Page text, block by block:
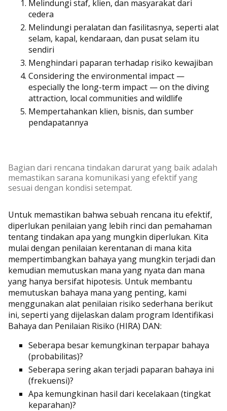
Melindungi staf, klien, dan masyarakat dari
cedera
Melindungi peralatan dan fasilitasnya, seperti alat
selam, kapal, kendaraan, dan pusat selam itu
sendiri
Menghindari paparan terhadap risiko kewajiban
Considering the environmental impact —
especially the long-term impact — on the diving
attraction, local communities and wildlife
Mempertahankan klien, bisnis, dan sumber
pendapatannya
Bagian dari rencana tindakan darurat yang baik adalah
memastikan sarana komunikasi yang efektif yang
sesuai dengan kondisi setempat.
Untuk memastikan bahwa sebuah rencana itu efektif,
diperlukan penilaian yang lebih rinci dan pemahaman
tentang tindakan apa yang mungkin diperlukan. Kita
mulai dengan penilaian kerentanan di mana kita
mempertimbangkan bahaya yang mungkin terjadi dan
kemudian memutuskan mana yang nyata dan mana
yang hanya bersifat hipotesis. Untuk membantu
memutuskan bahaya mana yang penting, kami
menggunakan alat penilaian risiko sederhana berikut
ini, seperti yang dijelaskan dalam program Identifikasi
Bahaya dan Penilaian Risiko (HIRA) DAN:
Seberapa besar kemungkinan terpapar bahaya
(probabilitas)?
Seberapa sering akan terjadi paparan bahaya ini
(frekuensi)?
Apa kemungkinan hasil dari kecelakaan (tingkat
keparahan)?